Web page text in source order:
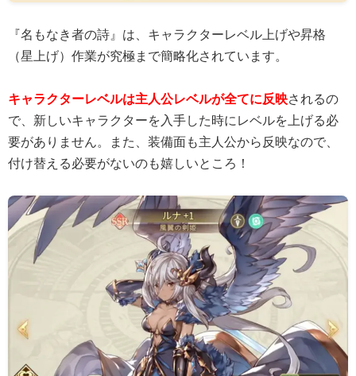
『名もなき者の詩』は、キャラクターレベル上げや昇格
（星上げ）作業が究極まで簡略化されています。
キャラクターレベルは主人公レベルが全てに反映されるの
で、新しいキャラクターを入手した時にレベルを上げる必
要がありません。また、装備面も主人公から反映なので、
付け替える必要がないのも嬉しいところ！